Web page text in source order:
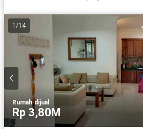
1 /14
Rumah·dijual
Rp 3,80M